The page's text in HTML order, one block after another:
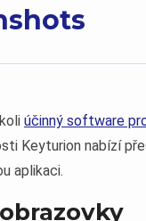
účinný software
Keyturion nabízí
aplikaci.